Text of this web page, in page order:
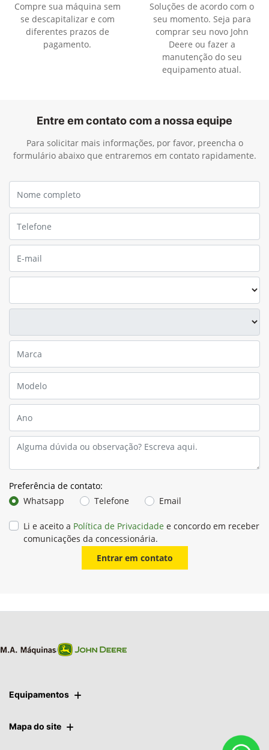
Compre sua máquina sem
se descapitalizar e com
diferentes prazos de
pagamento.
Soluções de acordo com o
seu momento. Seja para
comprar seu novo John
Deere ou fazer a
manutenção do seu
equipamento atual.
Entre em contato com a nossa equipe
Para solicitar mais informações, por favor, preencha o
formulário abaixo que entraremos em contato rapidamente.
Preferência de contato:
Whatsapp
Telefone Email
Li e aceito a Política de Privacidade e concordo em receber
comunicações da concessionária.
Entrar em contato
Equipamentos
Mapa do site